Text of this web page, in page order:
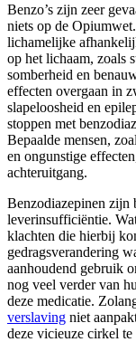
Benzo’s zijn zeer
niets op de
lichamelijke
op het lichaam, zoals
somberheid en
effecten overgaan in
slapeloosheid en
stoppen met
Bepaalde mensen,
en ongunstige
achteruitgang.
Benzodiazepinen zijn
leverinsufficiëntie.
klachten die hierbij
gedragsverandering
aanhoudend gebruik
nog veel verder van
deze medicatie.
verslaving niet
deze vicieuze cirkel te